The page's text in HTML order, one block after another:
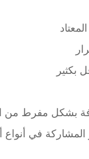
بكثير
بشكل مفرط من
المشاركة في